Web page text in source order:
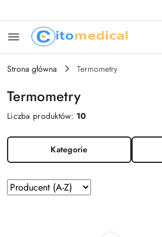
Strona główna Termometry
Termometry
Liczba produktów: 10
Kategorie
Zastosowano
sortowanie:
Sortuj
według